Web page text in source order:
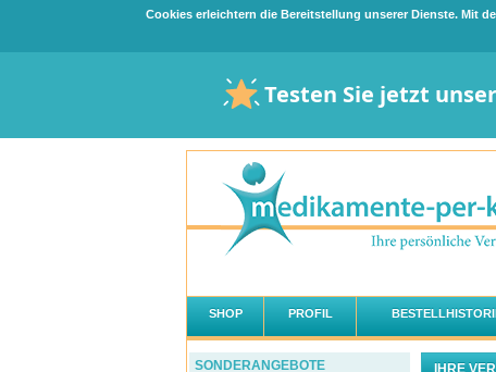
Cookies erleichtern die Bereitstellung unserer Dienste. Mit
Testen Sie jetzt
SHOP PROFIL
IHRE
SONDERANGEBOTE